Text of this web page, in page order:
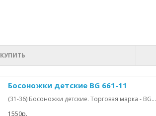
КУПИТЬ
Босоножки детские BG 661-11
(31-36) Босоножки детские. Торговая марка - BG...
1550р.